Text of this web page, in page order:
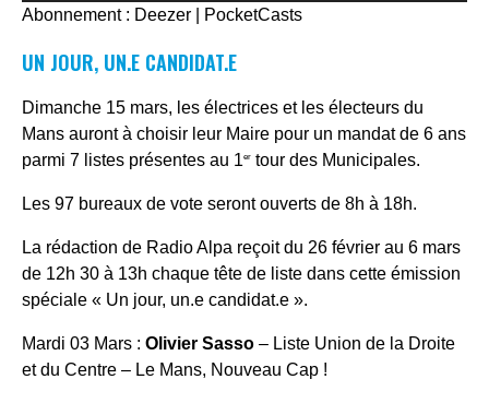
Abonnement : Deezer PocketCasts
UN JOUR, UN.E CANDIDAT.E
Dimanche 15 mars, les électrices et les électeurs du
Mans auront à choisir leur Maire pour un mandat de 6 ans
parmi 7 listes présentes au 1er tour des Municipales.
Les 97 bureaux de vote seront ouverts de 8h à 18h.
La rédaction de Radio Alpa reçoit du 26 février au 6 mars
de 12h 30 à 13h chaque tête de liste dans cette émission
spéciale « Un jour, un.e candidat.e ».
Mardi 03 Mars : Olivier Sasso – Liste Union de la Droite
et du Centre – Le Mans, Nouveau Cap !